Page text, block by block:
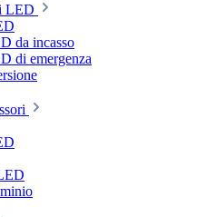
LED
da incasso
di emergenza